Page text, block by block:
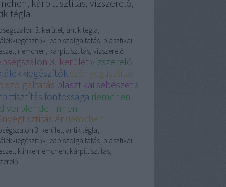
kárpittisztítás, vízszerelő,
tégla
3. kerület, antik tégla,
eap szolgáltatás, plasztikai
riemchen, kárpittisztítás, vízszerelő
3. kerületvízszerelő
szőnyegtisztítás
szolgáltatás plasztikai sebészeta
fontossága riemchen
verblender innen
ár riemchen
3. kerület, antik tégla,
eap szolgáltatás, plasztikai
klinkerriemchen, kárpittisztítás,